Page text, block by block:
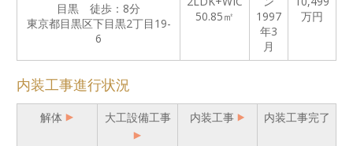
目黒 徒歩：8分
東京都目黒区下目黒2丁目19-
6
50.85㎡
1997
年3
月
万円
内装工事進行状況
解体 大工設備工事 内装工事 内装工事完了